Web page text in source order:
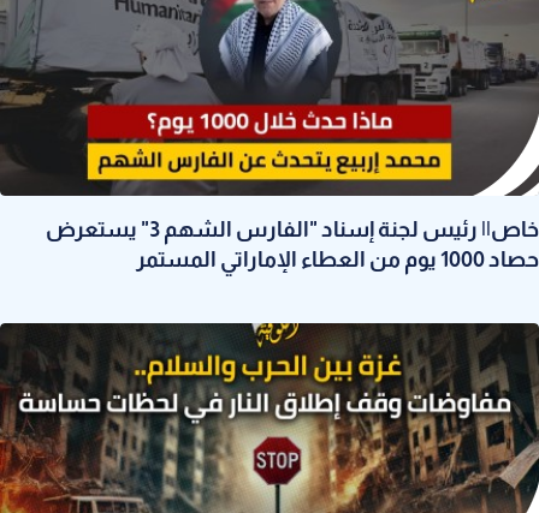
خاص|| رئيس لجنة إسناد "الفارس الشهم 3" يستعرض
حصاد 1000 يوم من العطاء الإماراتي المستمر